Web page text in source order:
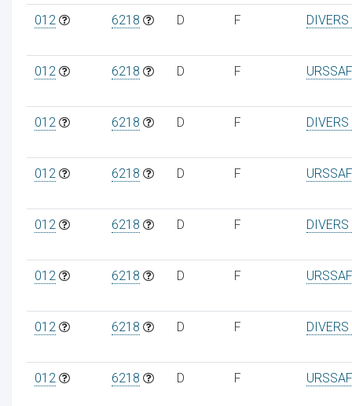
012 6218 D F
012 6218 D F
012 6218 D F
012 6218 D F
012 6218 D F
012 6218 D F
012 6218 D F
012 6218 D F